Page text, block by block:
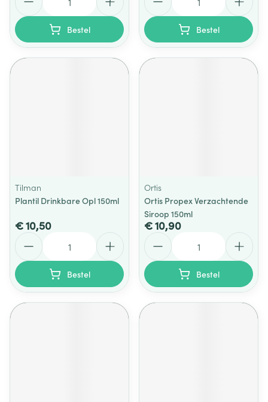
Bestel Bestel
Tilman
Plantil Drinkbare Opl 150ml
€ 10,50
Bestel
Ortis
Ortis Propex Verzachtende
Siroop 150ml
€ 10,90
Bestel